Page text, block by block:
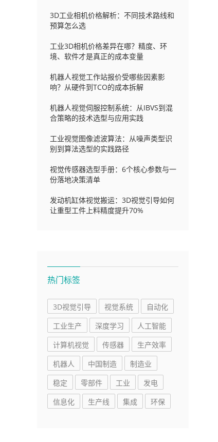
3D工业相机价格解析：不同技术路线和
预算怎么选
工业3D相机价格差异在哪？精度、环
境、软件才是真正的成本变量
机器人视觉工作站报价受哪些因素影
响？从硬件到TCO的成本拆解
机器人视觉伺服控制系统：从IBVS到混
合策略的技术选型与应用实践
工业视觉图像滤波算法：从噪声类型识
别到算法选型的实践路径
视觉传感器选型手册：6个核心参数与一
份落地决策清单
发动机缸体视觉搬运：3D视觉引导如何
让重型工件上料精度提升70%
热门标签
3D视觉引导 视觉系统
自动化
工业生产
深度学习
人工智能
计算机视觉
传感器
生产效率
机器人
中国制造
制造业
稳定
零部件 工业
发电
信息化
生产线 集成 环保